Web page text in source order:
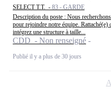
SELECT T.T. - 83 - GARDE
Description du poste : Nous
pour rejoindre notre équipe. Rattaché(e)
intégrez une structure à taille...
CDD - Non renseigné
Publié il y a plus de 30 jours